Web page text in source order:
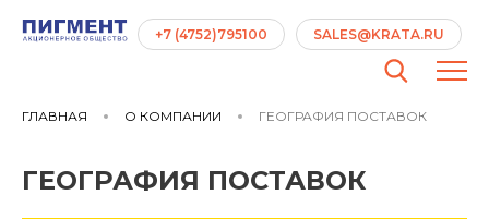
+7 (4752)795100 SALES@KRATA.RU
ГЛАВНАЯ О КОМПАНИИ ГЕОГРАФИЯ ПОСТАВОК
ГЕОГРАФИЯ ПОСТАВОК